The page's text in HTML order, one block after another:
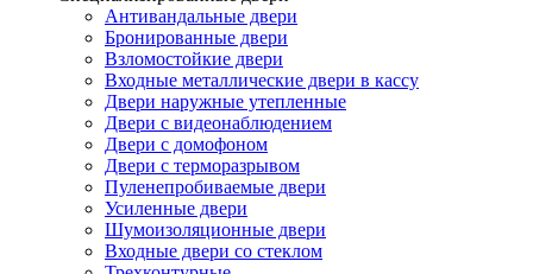
Антивандальные двери
Бронированные двери
Взломостойкие двери
Входные металлические двери в кассу
Двери наружные утепленные
Двери с видеонаблюдением
Двери с домофоном
Двери с терморазрывом
Пуленепробиваемые двери
Усиленные двери
Шумоизоляционные двери
Входные двери со стеклом